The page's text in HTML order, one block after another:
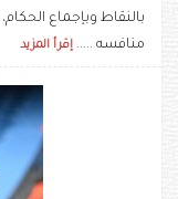
بالنقاط وبإجماع
منافسه ..... إقرأ المزيد